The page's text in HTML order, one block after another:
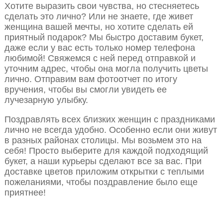
Хотите выразить свои чувства, но стесняетесь
сделать это лично? Или не знаете, где живет
женщина вашей мечты, но хотите сделать ей
приятный подарок? Мы быстро доставим букет,
даже если у вас есть только номер телефона
любимой! Свяжемся с ней перед отправкой и
уточним адрес, чтобы она могла получить цветы
лично. Отправим вам фотоотчет по итогу
вручения, чтобы вы смогли увидеть ее
лучезарную улыбку.
Поздравлять всех близких женщин с праздниками
лично не всегда удобно. Особенно если они живут
в разных районах столицы. Мы возьмем это на
себя! Просто выберите для каждой подходящий
букет, а наши курьеры сделают все за вас. При
доставке цветов приложим открытки с теплыми
пожеланиями, чтобы поздравление было еще
приятнее!